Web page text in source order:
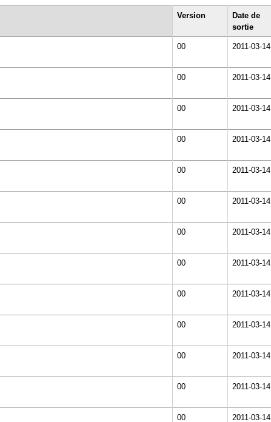
Version
Date de
sortie
00 2011-03-14
00 2011-03-14
00 2011-03-14
00 2011-03-14
00 2011-03-14
00 2011-03-14
00 2011-03-14
00 2011-03-14
00 2011-03-14
00 2011-03-14
00 2011-03-14
00 2011-03-14
00 2011-03-14